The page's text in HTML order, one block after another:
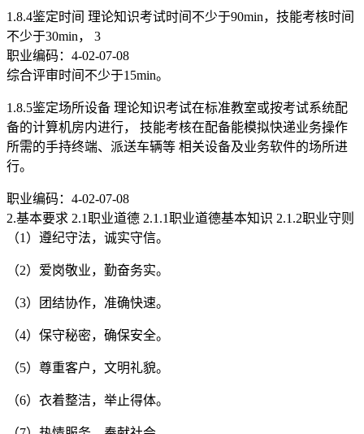
1.8.4鉴定时间 理论知识考试时间不少于90min，技能考核时间
不少于30min， 3
职业编码：4-02-07-08
综合评审时间不少于15min。
1.8.5鉴定场所设备 理论知识考试在标准教室或按考试系统配
备的计算机房内进行， 技能考核在配备能模拟快递业务操作
所需的手持终端、派送车辆等 相关设备及业务软件的场所进
行。
职业编码：4-02-07-08
2.基本要求 2.1职业道德 2.1.1职业道德基本知识 2.1.2职业守则
（1）遵纪守法，诚实守信。
（2）爱岗敬业，勤奋务实。
（3）团结协作，准确快速。
（4）保守秘密，确保安全。
（5）尊重客户，文明礼貌。
（6）衣着整洁，举止得体。